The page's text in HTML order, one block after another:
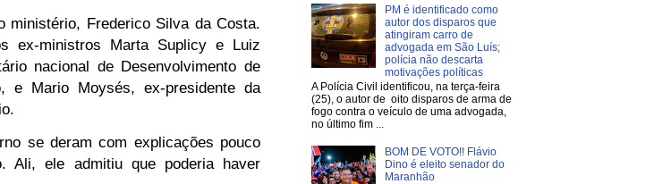
ministério, Frederico Silva da Costa.
ex-ministros Marta Suplicy e Luiz
nacional de Desenvolvimento de
e Mario Moysés, ex-presidente da
se deram com explicações pouco
Ali, ele admitiu que poderia haver
PM é identificado como
autor dos disparos que
atingiram carro de
advogada em São Luís;
polícia não descarta
motivações políticas
A Polícia Civil identificou, na terça-feira
(25), o autor de oito disparos de arma de
fogo contra o veículo de uma advogada,
no último fim ...
BOM DE VOTO!! Flávio
Dino é eleito senador do
Maranhão